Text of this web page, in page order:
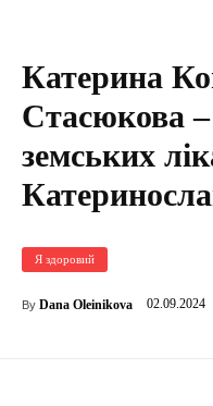
Катерина
Стасюкова
земських
Я здоровий
By Dana Oleinikova 02.09.2024